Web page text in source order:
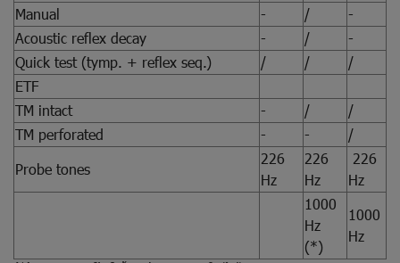
Manual
- /
-
Acoustic reflex decay
- /
-
Quick test (tymp. + reflex seq.)
/ /
/
ETF
TM intact
- /
/
TM perforated
- -
/
Probe tones
226
Hz
226
Hz
226
Hz
1000
Hz
(*)
1000
Hz